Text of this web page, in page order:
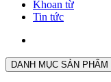
Khoan từ
Tin tức
DANH MỤC SẢN PHẨM